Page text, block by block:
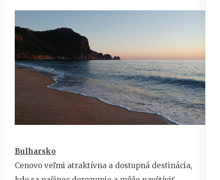
Bulharsko
Cenovo veľmi atraktívna a dostupná destinácia,